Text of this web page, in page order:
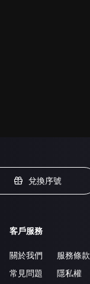
兌換序號
客戶服務
關於我們
常見問題
服務條款
隱私權